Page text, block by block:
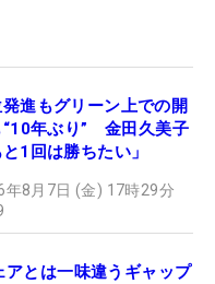
進もグリーン上での開
“10年ぶり” 金田久美子
と1回は勝ちたい」
年8月7日 (金) 17時29分
アとは一味違うギャップ